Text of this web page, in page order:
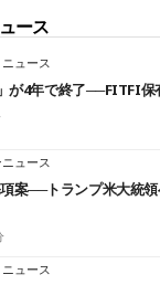
ース
ニュース
4年で終了──FITFI保
ュース
案──トランプ米大統領
ニュース